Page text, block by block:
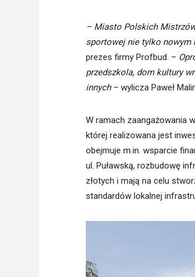
– Miasto Polskich
sportowej nie tylko nowym
prezes firmy Profbud. –
przedszkola, dom kultury
innych– wylicza Paweł
W ramach zaangażowania
której realizowana jest
obejmuje m.in. wsparcie
ul. Puławską, rozbudowę
złotych i mają na celu
standardów lokalnej